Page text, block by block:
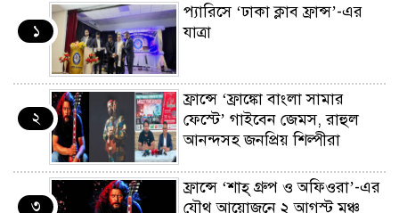
১
প্যারিসে ‘ঢাকা ক্লাব ফ্রান্স’-এর
যাত্রা
২
ফ্রান্সে ‘ফ্রাঙ্কো বাংলা সামার
ফেস্টে’ গাইবেন জেমস, রাহুল
আনন্দসহ জনপ্রিয় শিল্পীরা
৩
ফ্রান্সে ‘শাহ্ গ্রুপ ও অফিওরা’-এর
যৌথ আয়োজনে ২ আগস্ট মঞ্চ